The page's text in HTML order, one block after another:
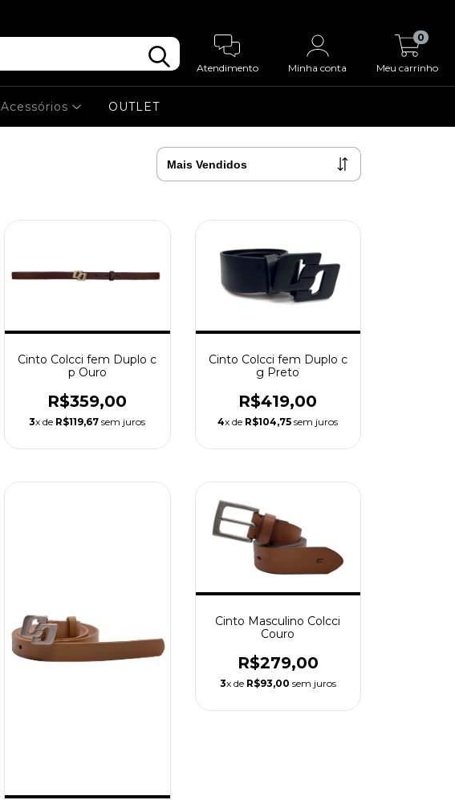
Atendimento Minha conta Meu carrinho
0
Acessórios OUTLET
Cinto Colcci fem Duplo c
p Ouro
R$359,00
3x de R$119,67 sem juros
Cinto Colcci fem Duplo c
g Preto
R$419,00
4x de R$104,75 sem juros
Cinto Masculino Colcci
Couro
R$279,00
3x de R$93,00 sem juros